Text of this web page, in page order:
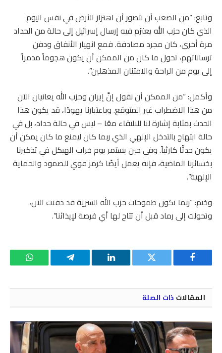
وتابع: “من الصعب أن نتصور أن اهتزاز الأرض في نفس اليوم
الذي كان حزب الله يعتزم فيه إرسال إسرائيل إلى حالة من الحداد
مرة أخرى، كان مجرد مصادفة. فمع انهيار الأنفاق ودفن
ترساناتهم، تحول ما كان من الممكن أن يكون هجوماً مدمراً
إلى يوم من الراحة والامتنان المذهلين”.
وأكمل: “من الممكن أن نقول إنَّ إيران وحزب الله يعانيان الآن
من هذا الاضطراب غير المتوقع. وباعتبارنا يهودًا، قد يكون هذا
الحدث بمثابة إشارة لنا للالتقاء معًا – ليس في حالة حداد، بل في
حالة ابتهاج بالتدخل الإلهي الذي ربما كان ليمنع ما كان يمكن أن
يكون حدثًا كارثياً. وفي حين يستمر يوم خراب الهيكل في تذكيرنا
بخسائرنا الماضية، فإنه يعمل أيضًا كرمز قوي للصمود والحماية
الإلهية”.
وختم: “ربما تكون طموحات حزب الله السرية قد دفنت الآن،
وتحولت إلى رماد قبل أن تتاح لها أي فرصة لإيذائنا”.
فيسبوك تويتر لينكدإن تيلقرام واتساب
المقالات ذات الصلة